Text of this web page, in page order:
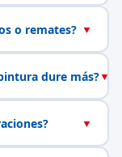
o remates? ▼
dure más?▼
▼